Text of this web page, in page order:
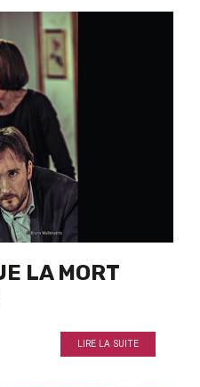
LA MORT
LIRE LA SUITE